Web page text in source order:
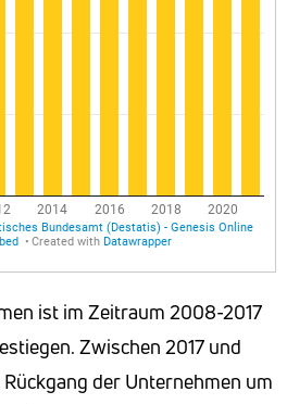
ist im Zeitraum 2008-2017
Zwischen 2017 und
der Unternehmen um